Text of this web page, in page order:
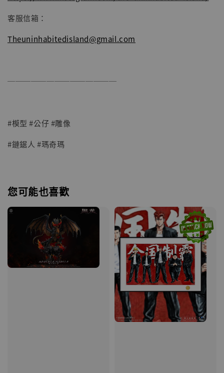
客服信箱：
Theuninhabitedisland@gmail.com
──────────────
#模型 #公仔 #雕像
#鏈鋸人 #瑪奇瑪
您可能也喜歡